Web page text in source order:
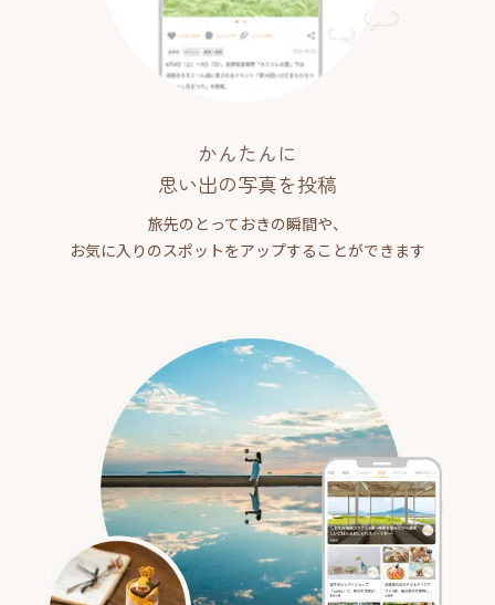
かんたんに
思い出の写真を投稿
旅先のとっておきの瞬間や、
お気に入りのスポットをアップすることができます